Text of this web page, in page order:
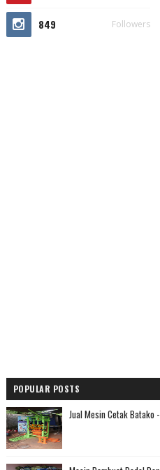
849 Followers
POPULAR POSTS
Jual Mesin Cetak Batako